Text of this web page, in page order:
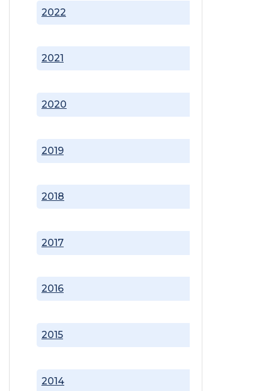
2014
2015
2016
2017
2018
2019
2020
2021
2022